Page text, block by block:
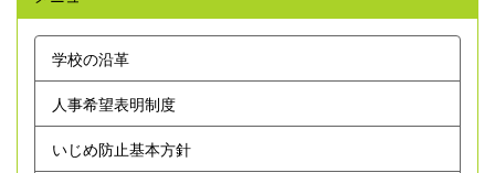
学校の沿革
人事希望表明制度
いじめ防止基本方針